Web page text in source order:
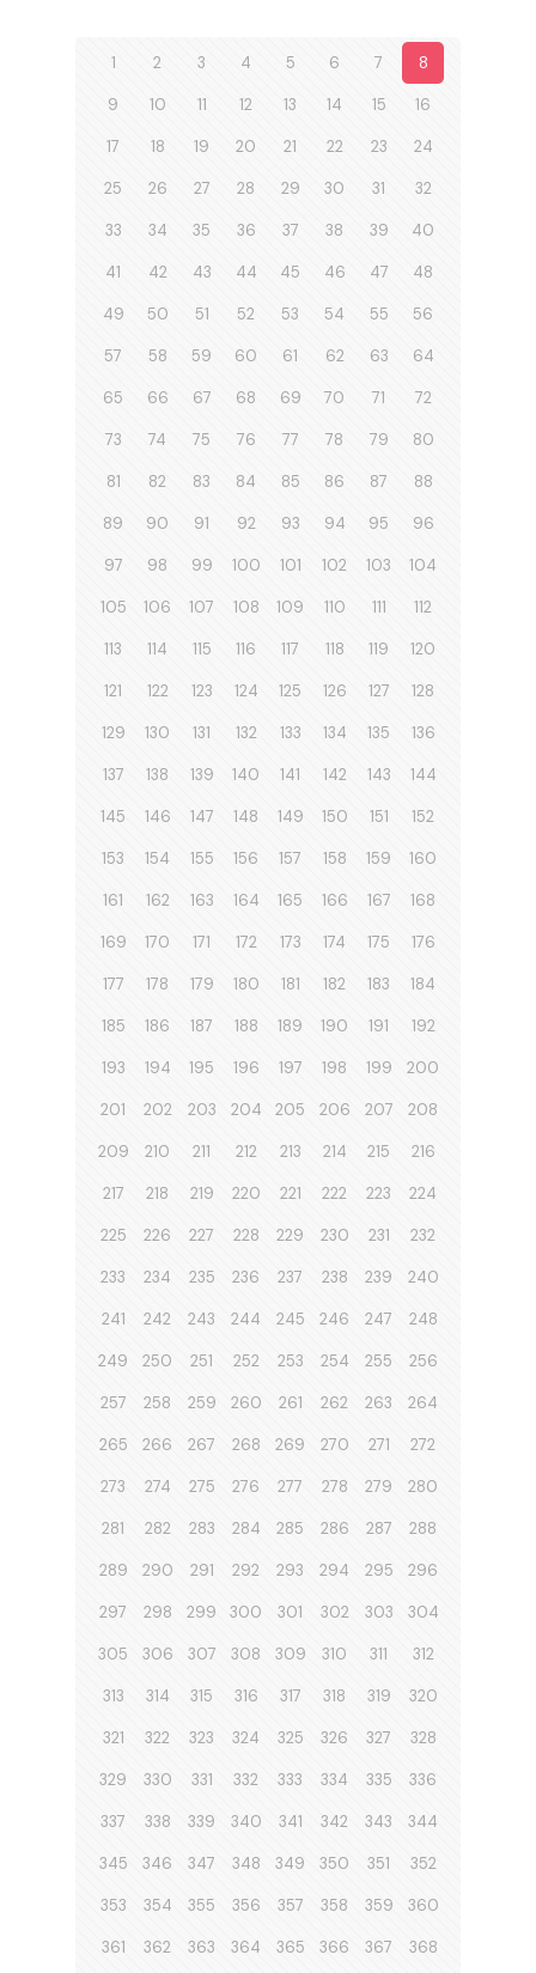
1 2 3 4 5 6 7 8
9 10 11 12 13 14 15 16
17 18 19 20 21 22 23 24
25 26 27 28 29 30 31 32
33 34 35 36 37 38 39 40
41 42 43 44 45 46 47 48
49 50 51 52 53 54 55 56
57 58 59 60 61 62 63 64
65 66 67 68 69 70 71 72
73 74 75 76 77 78 79 80
81 82 83 84 85 86 87 88
89 90 91 92 93 94 95 96
97 98 99 100 101 102 103 104
105 106 107 108 109 110 111 112
113 114 115 116 117 118 119 120
121 122 123 124 125 126 127 128
129 130 131 132 133 134 135 136
137 138 139 140 141 142 143 144
145 146 147 148 149 150 151 152
153 154 155 156 157 158 159 160
161 162 163 164 165 166 167 168
169 170 171 172 173 174 175 176
177 178 179 180 181 182 183 184
185 186 187 188 189 190 191 192
193 194 195 196 197 198 199 200
201 202 203 204 205 206 207 208
209 210 211 212 213 214 215 216
217 218 219 220 221 222 223 224
225 226 227 228 229 230 231 232
233 234 235 236 237 238 239 240
241 242 243 244 245 246 247 248
249 250 251 252 253 254 255 256
257 258 259 260 261 262 263 264
265 266 267 268 269 270 271 272
273 274 275 276 277 278 279 280
281 282 283 284 285 286 287 288
289 290 291 292 293 294 295 296
297 298 299 300 301 302 303 304
305 306 307 308 309 310 311 312
313 314 315 316 317 318 319 320
321 322 323 324 325 326 327 328
329 330 331 332 333 334 335 336
337 338 339 340 341 342 343 344
345 346 347 348 349 350 351 352
353 354 355 356 357 358 359 360
361 362 363 364 365 366 367 368